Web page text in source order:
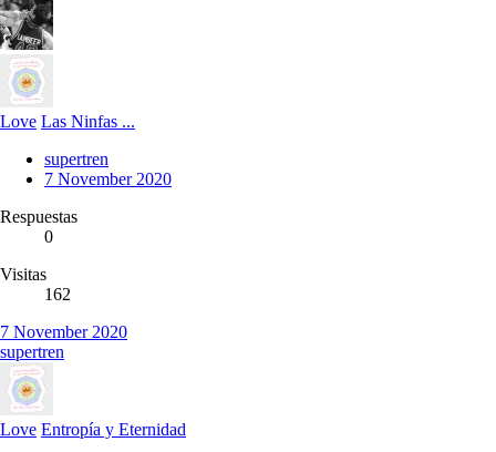
Love Las Ninfas ...
supertren
7 November 2020
Respuestas
0
Visitas
162
7 November 2020
supertren
Love Entropía y Eternidad